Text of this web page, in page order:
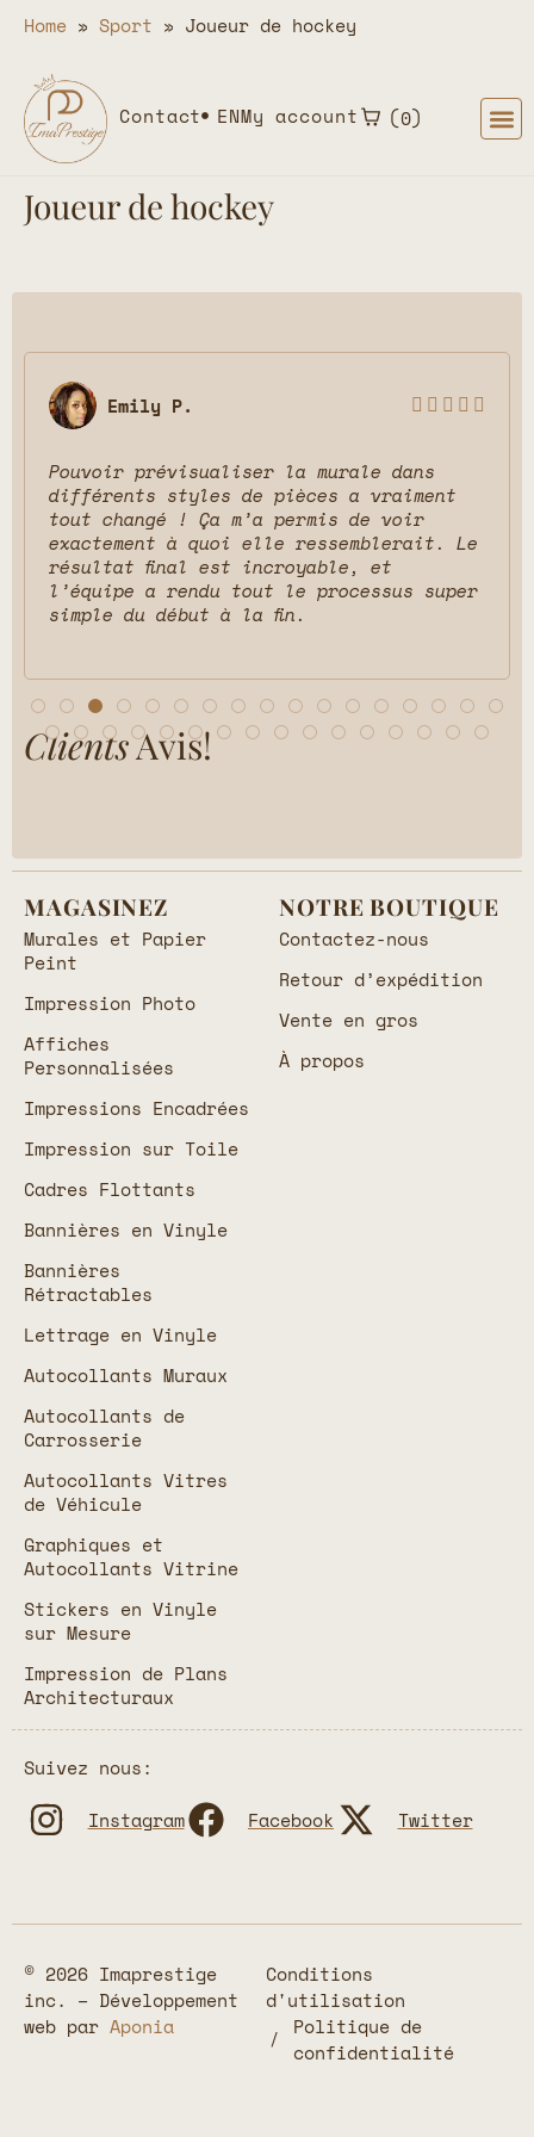
Home » Sport » Joueur de hockey
Contact ENMy account 0
Joueur de hockey
Emily P.     
Pouvoir prévisualiser la murale dans
différents styles de pièces a vraiment
tout changé ! Ça m’a permis de voir
exactement à quoi elle ressemblerait. Le
résultat final est incroyable, et
l’équipe a rendu tout le processus super
simple du début à la fin.
ClientsAvis!
MAGASINEZ
Murales et Papier
Peint
Impression Photo
Affiches
Personnalisées
Impressions Encadrées
Impression sur Toile
Cadres Flottants
Bannières en Vinyle
Bannières
Rétractables
Lettrage en Vinyle
Autocollants Muraux
Autocollants de
Carrosserie
Autocollants Vitres
de Véhicule
Graphiques et
Autocollants Vitrine
Stickers en Vinyle
sur Mesure
Impression de Plans
Architecturaux
NOTRE BOUTIQUE
Contactez-nous
Retour d’expédition
Vente en gros
À propos
Suivez nous:
Instagram
Facebook Twitter
© 2026 Imaprestige
inc. – Développement
web par Aponia
Conditions
d'utilisation
Politique de
confidentialité